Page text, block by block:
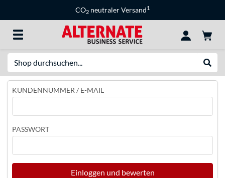
CO2 neutraler Versand1
KUNDENNUMMER / E-MAIL
PASSWORT
Einloggen und bewerten